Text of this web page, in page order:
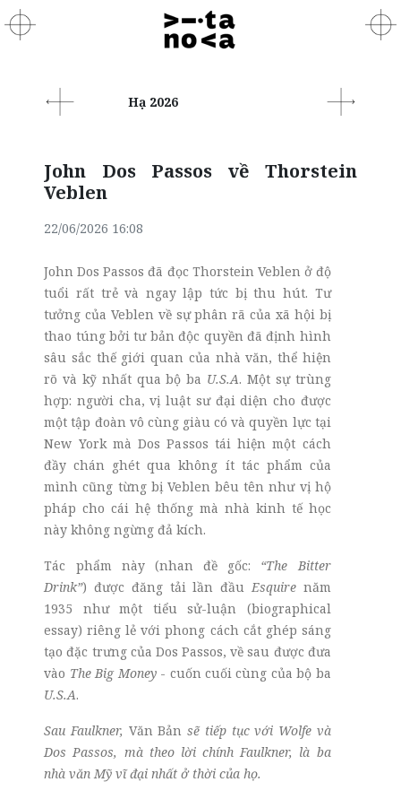
Hạ 2026
John Dos Passos về Thorstein
Veblen
22/06/2026 16:08
John Dos Passos đã đọc Thorstein Veblen ở độ
tuổi rất trẻ và ngay lập tức bị thu hút. Tư
tưởng của Veblen về sự phân rã của xã hội bị
thao túng bởi tư bản độc quyền đã định hình
sâu sắc thế giới quan của nhà văn, thể hiện
rõ và kỹ nhất qua bộ ba U.S.A. Một sự trùng
hợp: người cha, vị luật sư đại diện cho được
một tập đoàn vô cùng giàu có và quyền lực tại
New York mà Dos Passos tái hiện một cách
đầy chán ghét qua không ít tác phẩm của
mình cũng từng bị Veblen bêu tên như vị hộ
pháp cho cái hệ thống mà nhà kinh tế học
này không ngừng đả kích.
Tác phẩm này (nhan đề gốc: “The Bitter
Drink”) được đăng tải lần đầu Esquirenăm
1935 như một tiểu sử-luận (biographical
essay) riêng lẻ với phong cách cắt ghép sáng
tạo đặc trưng của Dos Passos, về sau được đưa
vào The Big Money- cuốn cuối cùng của bộ ba
U.S.A.
Sau Faulkner, Văn Bản sẽ tiếp tục với Wolfe và
Dos Passos, mà theo lời chính Faulkner, là ba
nhà văn Mỹ vĩ đại nhất ở thời của họ.